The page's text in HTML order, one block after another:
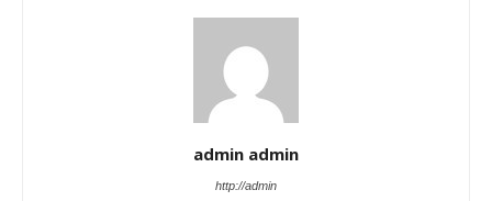
admin admin
http://admin